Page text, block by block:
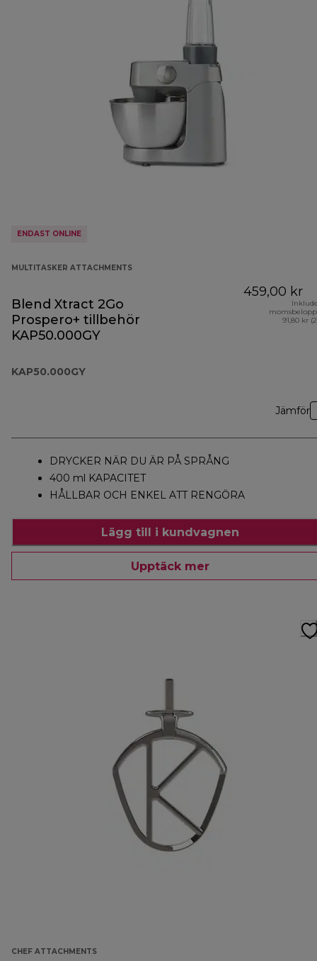
ENDAST ONLINE
MULTITASKER ATTACHMENTS
Blend Xtract 2Go
Prospero+ tillbehör
KAP50.000GY
KAP50.000GY
459,00 kr
91,80 kr
Jämför
DRYCKER NÄR DU ÄR PÅ SPRÅNG
400 ml KAPACITET
HÅLLBAR OCH ENKEL ATT RENGÖRA
Lägg till i kundvagnen
Upptäck mer
CHEF ATTACHMENTS